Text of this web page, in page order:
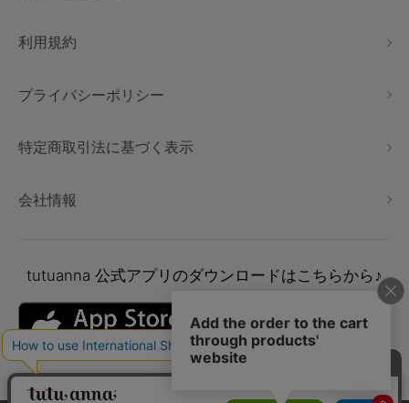
利用規約
プライバシーポリシー
特定商取引法に基づく表示
会社情報
tutuanna 公式アプリのダウンロードはこちらから♪